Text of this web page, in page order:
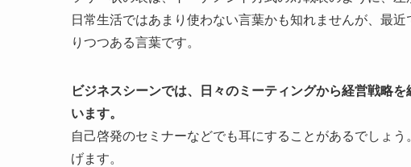
日常生活ではあまり使わない言葉かも知れませんが、最
りつつある言葉です。
ビジネスシーンでは、日々のミーティングから経営戦略
います。
自己啓発のセミナーなどでも耳にすることがあるでしょ
げます。